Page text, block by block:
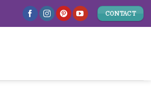
CONTACT